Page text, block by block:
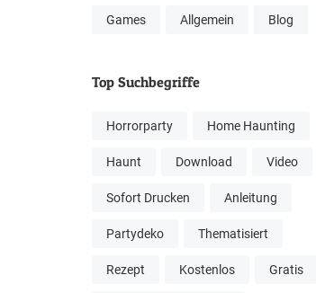
Games Allgemein Blog
Top Suchbegriffe
Horrorparty Home Haunting
Haunt Download Video
Sofort Drucken Anleitung
Partydeko Thematisiert
Rezept Kostenlos Gratis